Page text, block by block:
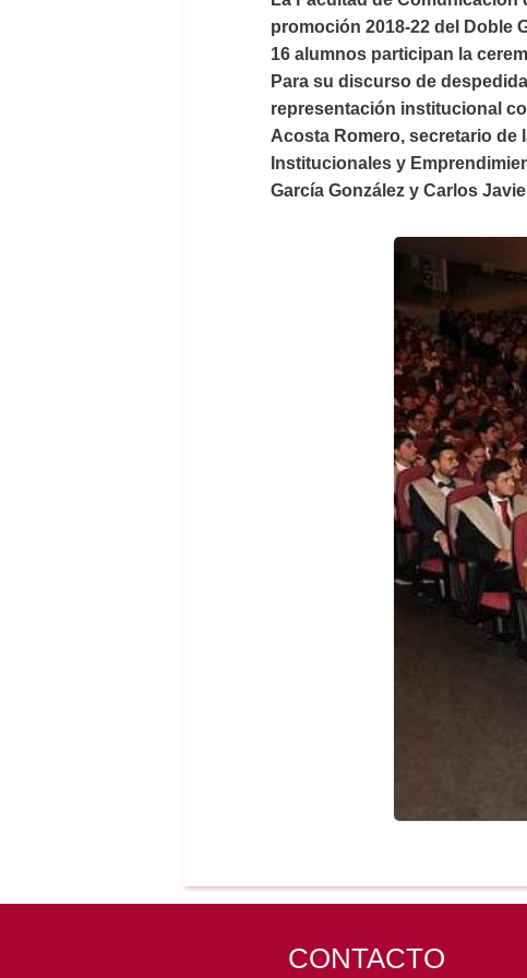
promoción 2018-22 del Doble
16 alumnos participan la
Para su discurso de
representación institucional
Acosta Romero, secretario de
Institucionales y
García González y Carlos
CONTACTO